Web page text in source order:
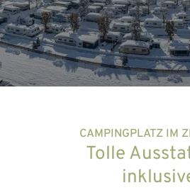
CAMPINGPLATZ IM
Tolle